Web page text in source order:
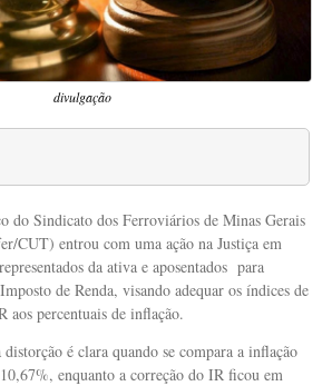
divulgação
do Sindicato dos Ferroviários de Minas Gerais
CUT) entrou com uma ação na Justiça em
da ativa e aposentados para
de Renda, visando adequar os índices de
aos percentuais de inflação.
é clara quando se compara a inflação
enquanto a correção do IR ficou em